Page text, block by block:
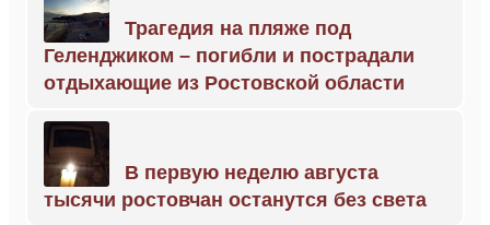
Трагедия на пляже под
Геленджиком – погибли и пострадали
отдыхающие из Ростовской области
В первую неделю августа
тысячи ростовчан останутся без света